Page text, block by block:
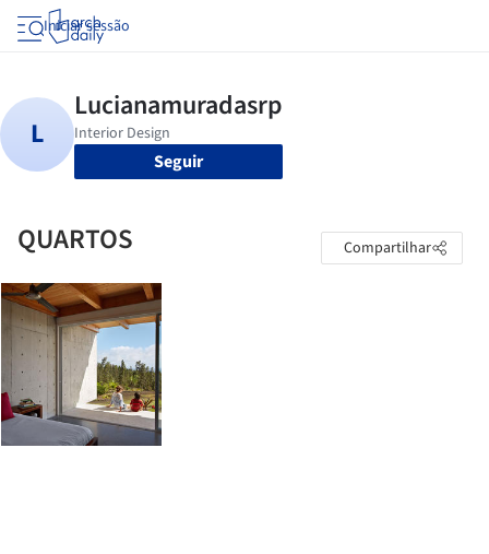
Iniciar sessão
Seguir
QUARTOS Compartilhar